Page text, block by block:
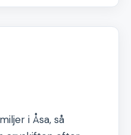
i Åsa, så